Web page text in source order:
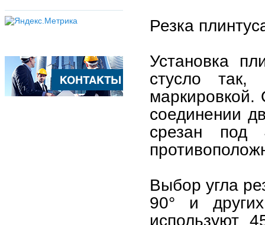
Резка
Установка
стусло
соединении
срезан
Выбор угла
90° и
используют